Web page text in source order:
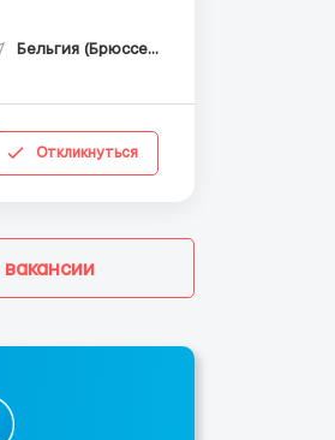
Бельгия (Брюссель)
Откликнуться